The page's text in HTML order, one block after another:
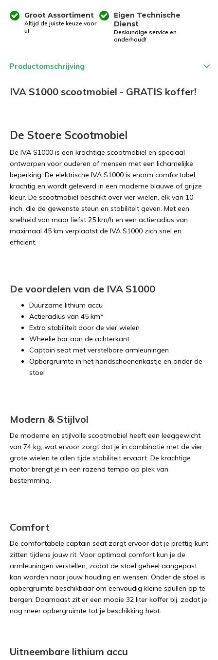
Groot Assortiment
Altijd de juiste keuze voor
u!
Eigen Technische
Dienst
Deskundige service en
onderhoud!
Productomschrijving
IVA S1000 scootmobiel - GRATIS koffer!
De Stoere Scootmobiel
De IVA S1000 is een krachtige scootmobiel en speciaal
ontworpen voor ouderen of mensen met een lichamelijke
beperking. De elektrische IVA S1000 is enorm comfortabel,
krachtig en wordt geleverd in een moderne blauwe of grijze
kleur. De scootmobiel beschikt over vier wielen, elk van 10
inch, die de gewenste steun en stabiliteit geven. Met een
snelheid van maar liefst 25 km/h en een actieradius van
maximaal 45 km verplaatst de IVA S1000 zich snel en
efficiënt.
De voordelen van de IVA S1000
Duurzame lithium accu
Actieradius van 45 km*
Extra stabiliteit door de vier wielen
Wheelie bar aan de achterkant
Captain seat met verstelbare armleuningen
Opbergruimte in het handschoenenkastje en onder de
stoel
Modern & Stijlvol
De moderne en stijlvolle scootmobiel heeft een leeggewicht
van 74 kg, wat ervoor zorgt dat je in combinatie met de vier
grote wielen te allen tijde stabiliteit ervaart. De krachtige
motor brengt je in een razend tempo op plek van
bestemming.
Comfort
De comfortabele captain seat zorgt ervoor dat je prettig kunt
zitten tijdens jouw rit. Voor optimaal comfort kun je de
armleuningen verstellen, zodat de stoel geheel aangepast
kan worden naar jouw houding en wensen. Onder de stoel is
opbergruimte beschikbaar om eenvoudig kleine spullen op te
bergen. Daarnaast zit er een mooie 32 liter koffer bij, zodat je
nog meer opbergruimte tot je beschikking hebt.
Uitneembare lithium accu